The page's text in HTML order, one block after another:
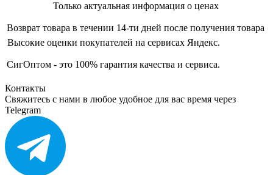
Только актуальная информация о ценах
Возврат товара в течении 14-ти дней после получения товара
Высокие оценки покупателей на сервисах Яндекс.
СигОптом - это 100% гарантия качества и сервиса.
Контакты
Свяжитесь с нами в любое удобное для вас время через
Telegram